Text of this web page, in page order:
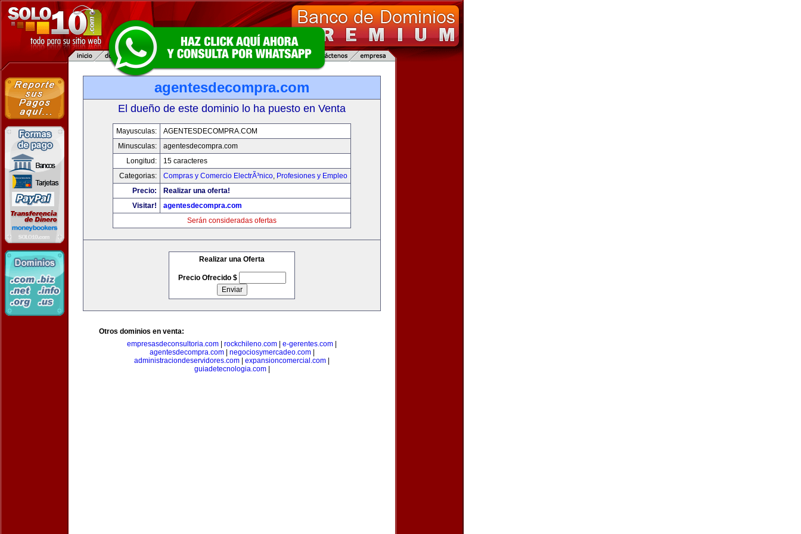
agentesdecompra.com
El dueño de este dominio lo ha puesto en Venta
Mayusculas:
AGENTESDECOMPRA.COM
Minusculas:
agentesdecompra.com
Longitud:
15 caracteres
Categorias:
Compras y Comercio ElectrÃ³nico, Profesiones y Empleo
Precio:
Realizar una oferta!
Visitar!
agentesdecompra.com
Serán consideradas ofertas
Realizar una Oferta
Precio Ofrecido $
Otros dominios en venta:
empresasdeconsultoria.com
rockchileno.com e-gerentes.com
agentesdecompra.com| negociosymercadeo.com|
administraciondeservidores.com
expansioncomercial.com
guiadetecnologia.com|